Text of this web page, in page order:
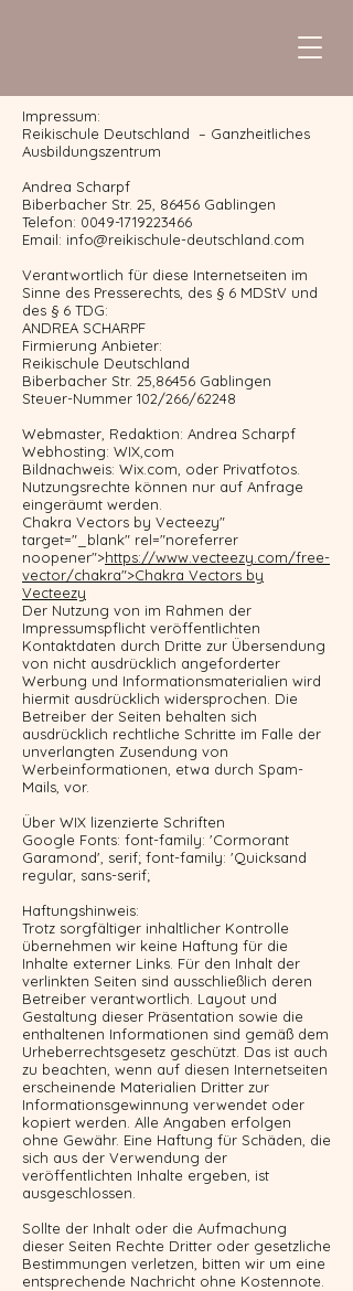
Impressum:
Reikischule Deutschland – Ganzheitliches
Ausbildungszentrum
Andrea Scharpf
Biberbacher Str. 25, 86456 Gablingen
Telefon: 0049-1719223466
Email: info@reikischule-deutschland.com
Verantwortlich für diese Internetseiten im
Sinne des Presserechts, des § 6 MDStV und
des § 6 TDG:
ANDREA SCHARPF
Firmierung Anbieter:
Reikischule Deutschland
Biberbacher Str. 25,86456 Gablingen
Steuer-Nummer 102/266/62248
Webmaster, Redaktion: Andrea Scharpf
Webhosting: WIX,com
Bildnachweis: Wix.com, oder Privatfotos.
Nutzungsrechte können nur auf Anfrage
eingeräumt werden.
Chakra Vectors by Vecteezy"
target="_blank" rel="noreferrer
noopener">https://www.vecteezy.com/free-
vector/chakra">Chakra Vectors by
Vecteezy
Der Nutzung von im Rahmen der
Impressumspflicht veröffentlichten
Kontaktdaten durch Dritte zur Übersendung
von nicht ausdrücklich angeforderter
Werbung und Informationsmaterialien wird
hiermit ausdrücklich widersprochen. Die
Betreiber der Seiten behalten sich
ausdrücklich rechtliche Schritte im Falle der
unverlangten Zusendung von
Werbeinformationen, etwa durch Spam-
Mails, vor.
Über WIX lizenzierte Schriften
Google Fonts: font-family: 'Cormorant
Garamond', serif; font-family: 'Quicksand
regular, sans-serif;
Haftungshinweis:
Trotz sorgfältiger inhaltlicher Kontrolle
übernehmen wir keine Haftung für die
Inhalte externer Links. Für den Inhalt der
verlinkten Seiten sind ausschließlich deren
Betreiber verantwortlich. Layout und
Gestaltung dieser Präsentation sowie die
enthaltenen Informationen sind gemäß dem
Urheberrechtsgesetz geschützt. Das ist auch
zu beachten, wenn auf diesen Internetseiten
erscheinende Materialien Dritter zur
Informationsgewinnung verwendet oder
kopiert werden. Alle Angaben erfolgen
ohne Gewähr. Eine Haftung für Schäden, die
sich aus der Verwendung der
veröffentlichten Inhalte ergeben, ist
ausgeschlossen.
Sollte der Inhalt oder die Aufmachung
dieser Seiten Rechte Dritter oder gesetzliche
Bestimmungen verletzen, bitten wir um eine
entsprechende Nachricht ohne Kostennote.